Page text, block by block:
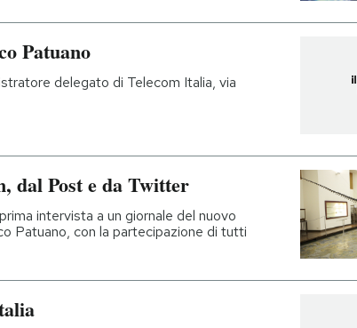
Patuano
delegato di Telecom Italia, via
dal Post e da Twitter
intervista a un giornale del nuovo
Patuano, con la partecipazione di tutti